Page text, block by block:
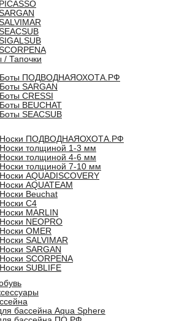
/ Тапочки
Боты ПОДВОДНАЯОХОТА.РФ
Боты SARGAN
Боты CRESSI
Боты BEUCHAT
Боты SEACSUB
Носки ПОДВОДНАЯОХОТА.РФ
Носки толщиной 1-3 мм
Носки толщиной 4-6 мм
Носки толщиной 7-10 мм
Носки AQUADISCOVERY
Носки AQUATEAM
Носки Beuchat
Носки C4
Носки MARLIN
Носки NEOPRO
Носки OMER
Носки SALVIMAR
Носки SARGAN
Носки SCORPENA
Носки SUBLIFE
бассейна Aqua Sphere